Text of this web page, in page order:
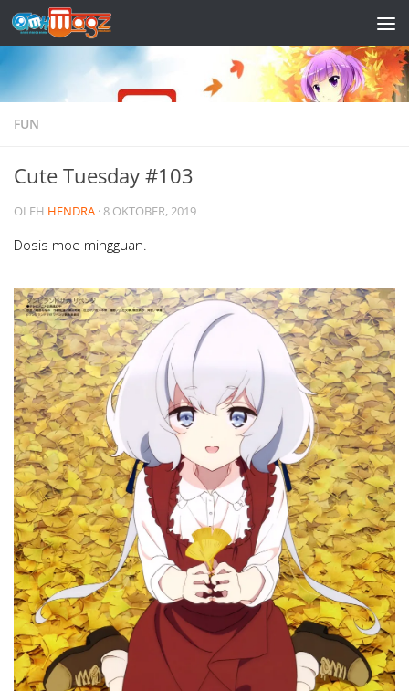
Skip to content
FUN
Cute Tuesday #103
OLEH HENDRA ·8 OKTOBER, 2019
Dosis moe mingguan.